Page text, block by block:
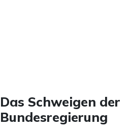
Das Schweigen der
Bundesregierung